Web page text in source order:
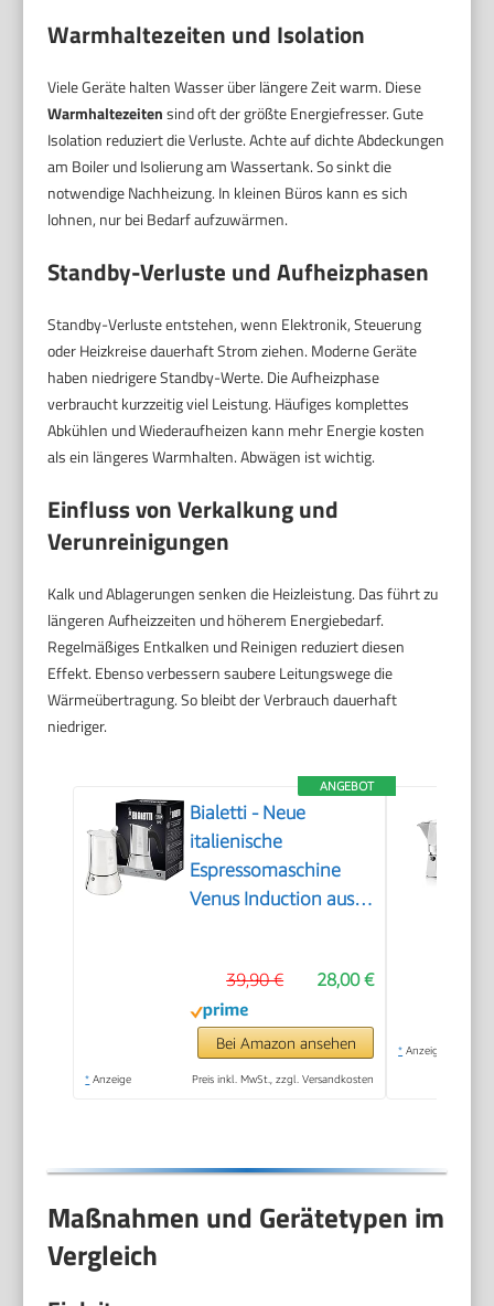
Warmhaltezeiten und Isolation
Viele Geräte halten Wasser über längere Zeit warm. Diese
Warmhaltezeitensind oft der größte Energiefresser. Gute
Isolation reduziert die Verluste. Achte auf dichte Abdeckungen
am Boiler und Isolierung am Wassertank. So sinkt die
notwendige Nachheizung. In kleinen Büros kann es sich
lohnen, nur bei Bedarf aufzuwärmen.
Standby-Verluste und Aufheizphasen
Standby-Verluste entstehen, wenn Elektronik, Steuerung
oder Heizkreise dauerhaft Strom ziehen. Moderne Geräte
haben niedrigere Standby-Werte. Die Aufheizphase
verbraucht kurzzeitig viel Leistung. Häufiges komplettes
Abkühlen und Wiederaufheizen kann mehr Energie kosten
als ein längeres Warmhalten. Abwägen ist wichtig.
Einfluss von Verkalkung und
Verunreinigungen
Kalk und Ablagerungen senken die Heizleistung. Das führt zu
längeren Aufheizzeiten und höherem Energiebedarf.
Regelmäßiges Entkalken und Reinigen reduziert diesen
Effekt. Ebenso verbessern saubere Leitungswege die
Wärmeübertragung. So bleibt der Verbrauch dauerhaft
niedriger.
ANGEBOT
Bialetti - Neue
italienische
Espressomaschine
Venus Induction aus
Tellern, 4
Kaffeetassen (170
ml), Silber
28,00 €
39,90 €
Bei Amazon ansehen
* Anzeige Preis inkl. MwSt., zzgl. Versandkosten
* Anzeige
Maßnahmen und Gerätetypen im
Vergleich